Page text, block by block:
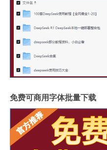
免费可商用字体批量下载